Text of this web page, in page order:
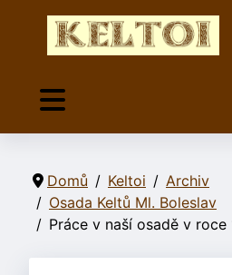
Domů Keltoi
Archiv
Osada Keltů Ml. Boleslav
Práce v naší osadě v roce